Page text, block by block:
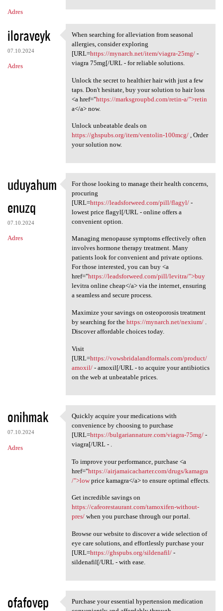
Adres
iloraveyk
07.10.2024
Adres
When searching for
When searching for alleviation from seasonal
allergies, consider exploring
[URL=https://mynarch.net/item/viagra-25mg/-
viagra 75mg[/URL - for reliable solutions.
Unlock the secret to healthier hair with just a few
taps. Don't hesitate, buy your solution to hair loss
<a href="https://marksgroupbd.com/retin-a/">retin
a</a> now.
Unlock unbeatable deals on
https://ghspubs.org/item/ventolin-100mcg/, Order
your solution now.
uduyahum
enuzq
07.10.2024
Adres
For those looking to manage
For those looking to manage their health concerns,
procuring
[URL=https://leadsforweed.com/pill/flagyl/-
lowest price flagyl[/URL - online offers a
convenient option.
Managing menopause symptoms effectively often
involves hormone therapy treatment. Many
patients look for convenient and private options.
For those interested, you can buy <a
href="https://leadsforweed.com/pill/levitra/">buy
levitra online cheap</a> via the internet, ensuring
a seamless and secure process.
Maximize your savings on osteoporosis treatment
by searching for the https://mynarch.net/nexium/.
Discover affordable choices today.
Visit
[URL=https://vowsbridalandformals.com/product/
amoxil/- amoxil[/URL - to acquire your antibiotics
on the web at unbeatable prices.
onihmak
07.10.2024
Adres
Quickly acquire your
Quickly acquire your medications with
convenience by choosing to purchase
[URL=https://bulgariannature.com/viagra-75mg/-
viagra[/URL - .
To improve your performance, purchase <a
href="https://airjamaicacharter.com/drugs/kamagra
/">lowprice kamagra</a> to ensure optimal effects.
Get incredible savings on
https://cafeorestaurant.com/tamoxifen-without-
pres/when you purchase through our portal.
Browse our website to discover a wide selection of
eye care solutions, and effortlessly purchase your
[URL=https://ghspubs.org/sildenafil/-
sildenafil[/URL - with ease.
ofafovep
Purchase your essential hypertension medication